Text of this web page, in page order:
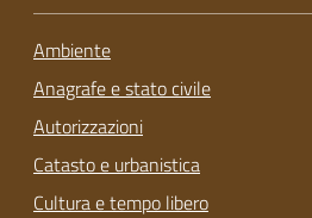
Ambiente
Anagrafe e stato civile
Autorizzazioni
Catasto e urbanistica
Cultura e tempo libero